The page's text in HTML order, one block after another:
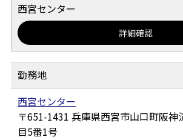
西宮センター
詳細確認
勤務地
西宮センター
651-1431 兵庫県西宮市山口町阪神
目5番1号